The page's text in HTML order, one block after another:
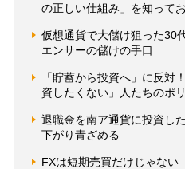
の正しい仕組み」を知って
仮想通貨で大儲け狙った30
エンサーの儲けの手口
「貯蓄から投資へ」に反対
資したくない」人たちのポ
退職金を南ア通貨に投資し
下がり青ざめる
FXは短期売買だけじゃな